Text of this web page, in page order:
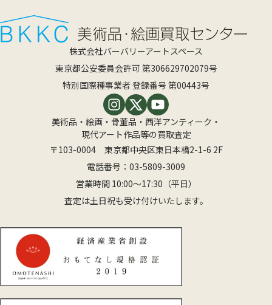
株式会社バーバリーアートスペース
東京都公安委員会許可 第306629702079号
特別国際種事業者 登録番号 第00443号
美術品・絵画・骨董品・西洋アンティーク・
現代アート作品等の買取査定
〒103-0004 東京都中央区東日本橋2-1-6 2F
電話番号： 03-5809-3009
営業時間 10:00〜17:30（平日）
査定は土日祝も受け付けいたします。